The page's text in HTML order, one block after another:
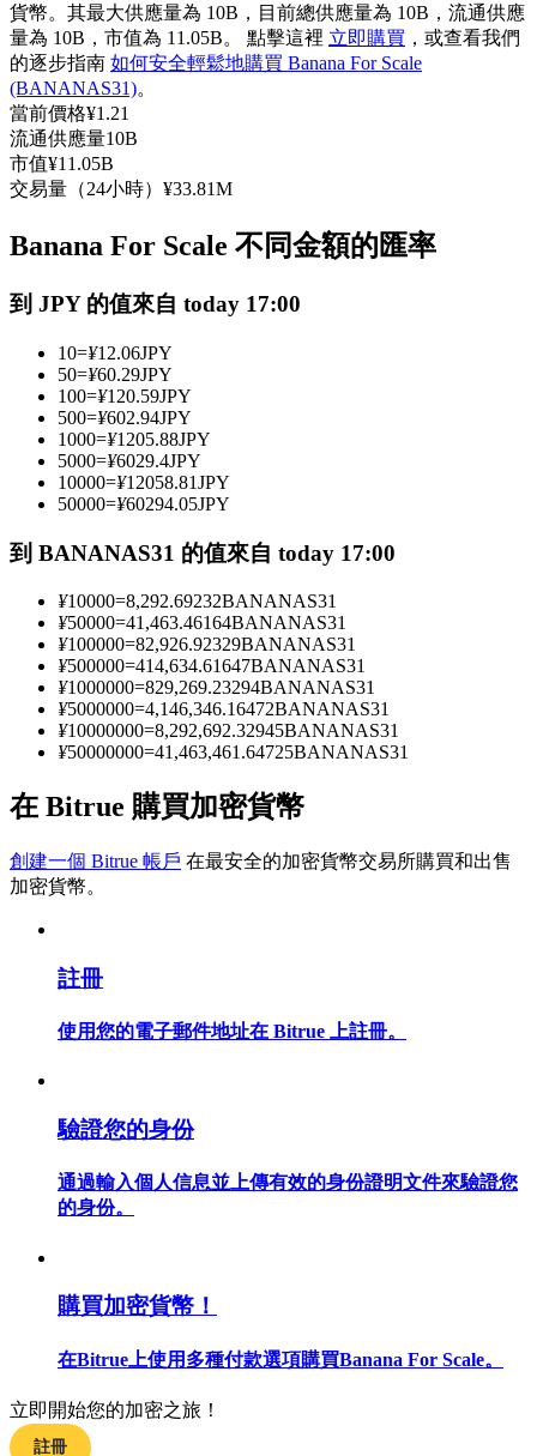
跟單
成為跟單交易員
坐享盈利分成和跟單分傭
合約資訊
包含交易情況等的大數據分析
合約指南
貨幣。其最大供應量為 10B，目前總供應量為 10B，流通供應
量為 10B，市值為 11.05B。 點擊這裡 立即購買 ，或查看我們
的逐步指南 如何安全輕鬆地購買 Banana For Scale
(BANANAS31)。
當前價格¥1.21
流通供應量10B
市值¥11.05B
交易量（24小時） ¥33.81M
Banana For Scale 不同金額的匯率
到 JPY 的值來自 today 17:00
10=¥12.06JPY
50=¥60.29JPY
100=¥120.59JPY
500=¥602.94JPY
1000=¥1205.88JPY
5000=¥6029.4JPY
10000=¥12058.81JPY
50000=¥60294.05JPY
到 BANANAS31 的值來自 today 17:00
¥10000=8,292.69232BANANAS31
¥50000=41,463.46164BANANAS31
¥100000=82,926.92329BANANAS31
¥500000=414,634.61647BANANAS31
¥1000000=829,269.23294BANANAS31
¥5000000=4,146,346.16472BANANAS31
¥10000000=8,292,692.32945BANANAS31
¥50000000=41,463,461.64725BANANAS31
在 Bitrue 購買加密貨幣
創建一個 Bitrue 帳戶 在最安全的加密貨幣交易所購買和出售
加密貨幣。
註冊
使用您的電子郵件地址在 Bitrue 上註冊。
驗證您的身份
通過輸入個人信息並上傳有效的身份證明文件來驗證您
的身份。
購買加密貨幣！
在Bitrue上使用多種付款選項購買Banana For Scale。
立即開始您的加密之旅！
註冊